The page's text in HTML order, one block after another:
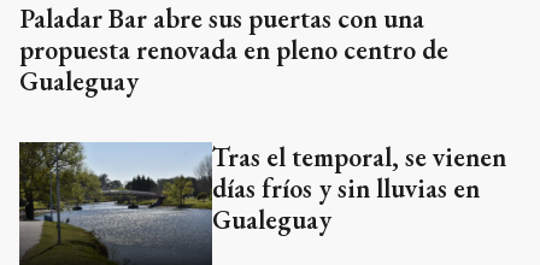
Paladar Bar abre sus puertas con una
propuesta renovada en pleno centro de
Gualeguay
Tras el temporal, se vienen
días fríos y sin lluvias en
Gualeguay